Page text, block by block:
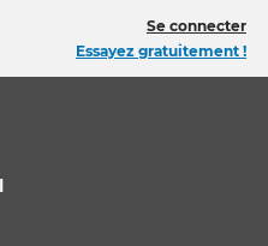
Se connecter
Essayez gratuitement !